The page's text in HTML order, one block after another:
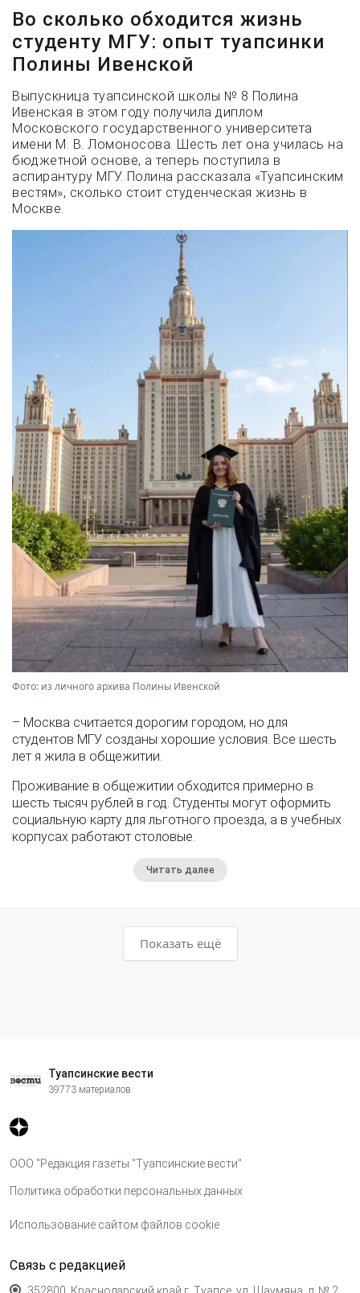
Во сколько обходится жизнь
студенту МГУ: опыт туапсинки
Полины Ивенской
Выпускница туапсинской школы № 8 Полина
Ивенская в этом году получила диплом
Московского государственного университета
имени М. В. Ломоносова. Шесть лет она училась на
бюджетной основе, а теперь поступила в
аспирантуру МГУ. Полина рассказала «Туапсинским
вестям», сколько стоит студенческая жизнь в
Москве.
Фото: из личного архива Полины Ивенской
– Москва считается дорогим городом, но для
студентов МГУ созданы хорошие условия. Все шесть
лет я жила в общежитии.
Проживание в общежитии обходится примерно в
шесть тысяч рублей в год. Студенты могут оформить
социальную карту для льготного проезда, а в учебных
корпусах работают столовые.
Читать далее
Показать ещё
Туапсинские вести
39773 материалов
ООО "Редакция газеты "Туапсинские вести"
Политика обработки персональных данных
Использование сайтом файлов cookie
Связь с редакцией